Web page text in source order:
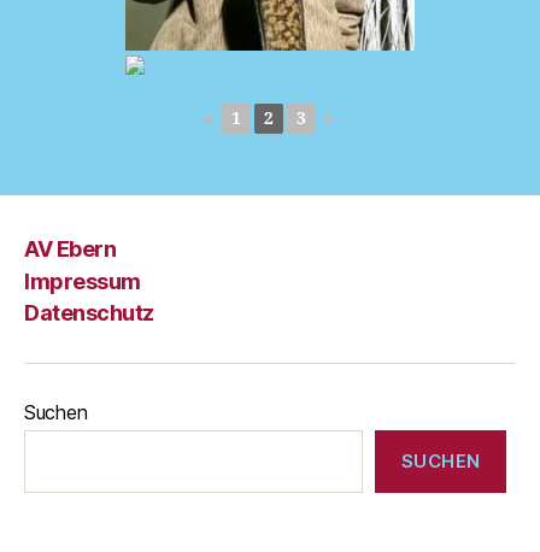
◄ 1 2 3 ►
AV Ebern
Impressum
Datenschutz
Suchen
SUCHEN